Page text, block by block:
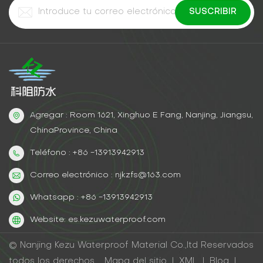
años.Aplicación simplificadaLimpiar la superficie
(ideal lavado a presión)Primero rellene las grietas
principales con lechada de poliuretano.Aplicar dos
capas (esperar 3 horas entre cada una)Una
advertencia:Una vez aplicada, no podrás:✖ Aplicar
baldosas sobre él✖ Utilice pinturas estándar para
retoquesEstudio de caso:Un edificio escolar histórico
ventanas. Después del revestimiento:✔ Detuvo el
95% de la intrusión de agua✔ Le dio al edificio de 60
mantenimiento en un 70%
Agregar : Room 1621, Xinghuo E Fang, Nanjing, Jiangsu,
ChinaProvince, China
Teléfono : +86 -13913942913
Correo electrónico : njkzfs@163.com
Whatsapp : +86 -13913942913
Website: es.kezuwaterproof.com
© Nanjing Kezu Waterproof Material Co.,ltd Reservados
todos los derechos .
Mapa del sitio XML Blog